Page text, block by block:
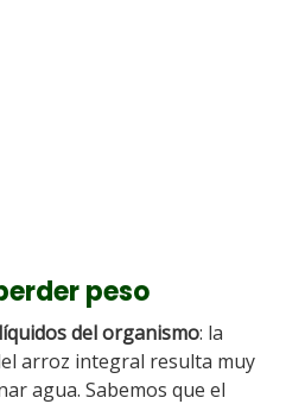
peso
del organismo: la
arroz integral resulta muy
agua. Sabemos que el